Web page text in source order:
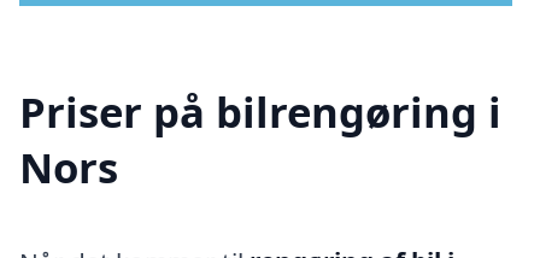
Priser på bilrengøring i
Nors